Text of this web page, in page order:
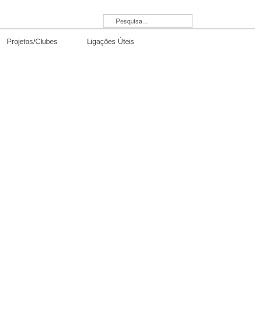
Pesquisa...
Projetos/Clubes Ligações Úteis